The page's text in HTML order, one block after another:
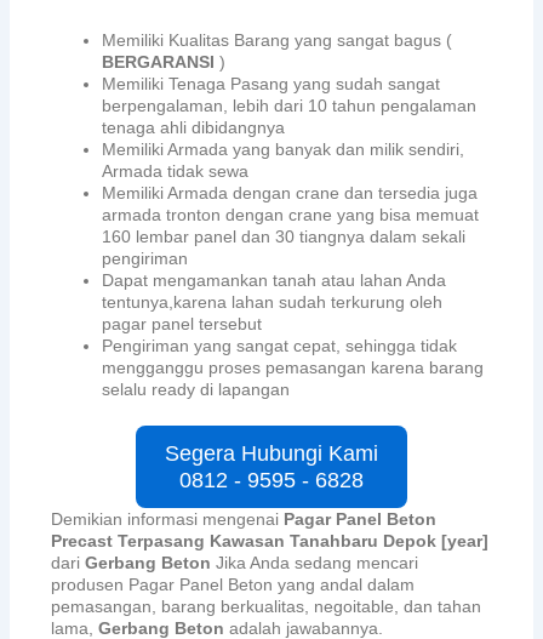
Memiliki Kualitas Barang yang sangat bagus (
BERGARANSI )
Memiliki Tenaga Pasang yang sudah sangat
berpengalaman, lebih dari 10 tahun pengalaman
tenaga ahli dibidangnya
Memiliki Armada yang banyak dan milik sendiri,
Armada tidak sewa
Memiliki Armada dengan crane dan tersedia juga
armada tronton dengan crane yang bisa memuat
160 lembar panel dan 30 tiangnya dalam sekali
pengiriman
Dapat mengamankan tanah atau lahan Anda
tentunya,karena lahan sudah terkurung oleh
pagar panel tersebut
Pengiriman yang sangat cepat, sehingga tidak
mengganggu proses pemasangan karena barang
selalu ready di lapangan
Segera Hubungi Kami
0812 - 9595 - 6828
Demikian informasi mengenai Pagar Panel Beton
Precast Terpasang Kawasan Tanahbaru Depok [year]
dariGerbang Beton Jika Anda sedang mencari
produsen Pagar Panel Beton yang andal dalam
pemasangan, barang berkualitas, negoitable, dan tahan
lama,Gerbang Betonadalah jawabannya.